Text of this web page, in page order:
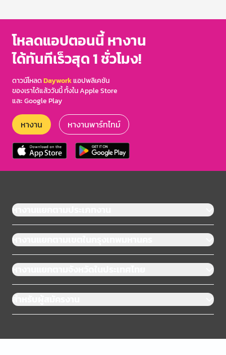
โหลดแอปตอนนี้ หางาน
ได้ทันทีเร็วสุด 1 ชั่วโมง!
ดาวน์โหลดDayworkแอปพลิเคชัน
ของเราได้แล้ววันนี้ ทั้งใน Apple Store
และ Google Play
หางาน หางานพาร์ทไทม์
หางานแยกตามประเภทงาน
หางานแยกตามเขตในกรุงเทพมหานคร
หางานแยกตามจังหวัดในประเทศไทย
สำหรับผู้สมัครงาน